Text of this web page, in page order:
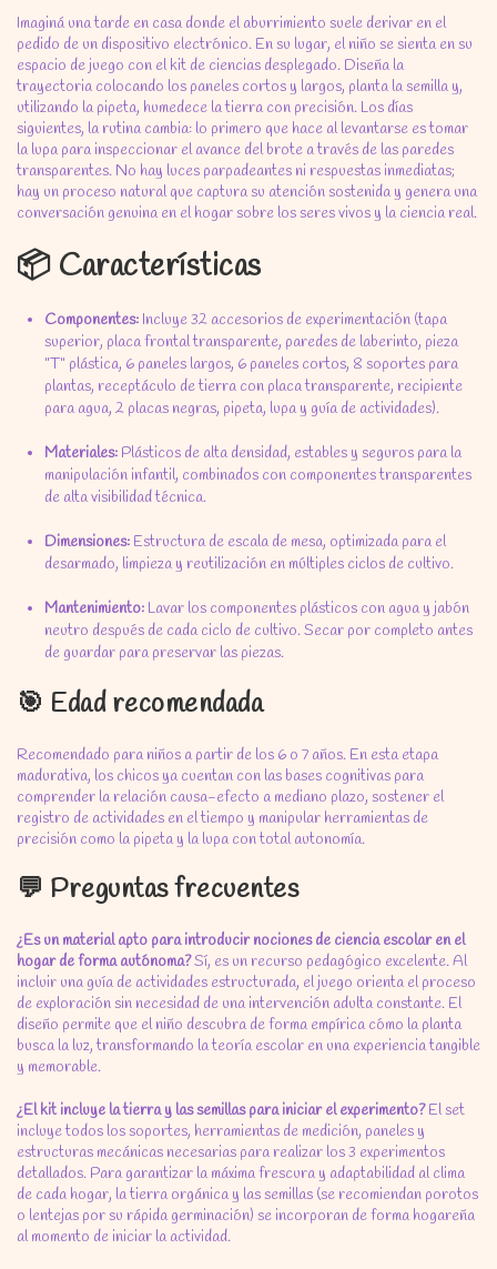
Imaginá una tarde en casa donde el aburrimiento suele derivar en el
pedido de un dispositivo electrónico. En su lugar, el niño se sienta en su
espacio de juego con el kit de ciencias desplegado. Diseña la
trayectoria colocando los paneles cortos y largos, planta la semilla y,
utilizando la pipeta, humedece la tierra con precisión. Los días
siguientes, la rutina cambia: lo primero que hace al levantarse es tomar
la lupa para inspeccionar el avance del brote a través de las paredes
transparentes. No hay luces parpadeantes ni respuestas inmediatas;
hay un proceso natural que captura su atención sostenida y genera una
conversación genuina en el hogar sobre los seres vivos y la ciencia real.
📦 Características
Componentes: Incluye 32 accesorios de experimentación (tapa
superior, placa frontal transparente, paredes de laberinto, pieza
"T" plástica, 6 paneles largos, 6 paneles cortos, 8 soportes para
plantas, receptáculo de tierra con placa transparente, recipiente
para agua, 2 placas negras, pipeta, lupa y guía de actividades).
Materiales: Plásticos de alta densidad, estables y seguros para la
manipulación infantil, combinados con componentes transparentes
de alta visibilidad técnica.
Dimensiones: Estructura de escala de mesa, optimizada para el
desarmado, limpieza y reutilización en múltiples ciclos de cultivo.
Mantenimiento: Lavar los componentes plásticos con agua y jabón
neutro después de cada ciclo de cultivo. Secar por completo antes
de guardar para preservar las piezas.
🎯 Edad recomendada
Recomendado para niños a partir de los 6 o 7 años. En esta etapa
madurativa, los chicos ya cuentan con las bases cognitivas para
comprender la relación causa-efecto a mediano plazo, sostener el
registro de actividades en el tiempo y manipular herramientas de
precisión como la pipeta y la lupa con total autonomía.
💬 Preguntas frecuentes
¿Es un material apto para introducir nociones de ciencia escolar en el
hogar de forma autónoma?Sí, es un recurso pedagógico excelente. Al
incluir una guía de actividades estructurada, el juego orienta el proceso
de exploración sin necesidad de una intervención adulta constante. El
diseño permite que el niño descubra de forma empírica cómo la planta
busca la luz, transformando la teoría escolar en una experiencia tangible
y memorable.
¿El kit incluye la tierra y las semillas para iniciar el experimento?El set
incluye todos los soportes, herramientas de medición, paneles y
estructuras mecánicas necesarias para realizar los 3 experimentos
detallados. Para garantizar la máxima frescura y adaptabilidad al clima
de cada hogar, la tierra orgánica y las semillas (se recomiendan porotos
o lentejas por su rápida germinación) se incorporan de forma hogareña
al momento de iniciar la actividad.